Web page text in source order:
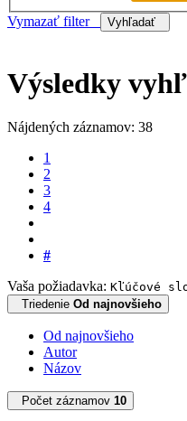
Vymazať filter
Vyhľadať
Výsledky
Nájdených záznamov: 38
1
2
3
4
#
Vaša požiadavka: Kľúčové
Triedenie Od najnovšieho
Od najnovšieho
Autor
Názov
Počet záznamov 10